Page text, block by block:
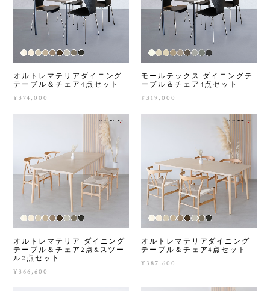
オルトレマテリアダイニング
テーブル＆チェア4点セット
¥374,000
モールテックス ダイニングテ
ーブル＆チェア4点セット
¥319,000
オルトレマテリア ダイニング
テーブル＆チェア2点&スツー
ル2点セット
¥366,600
オルトレマテリアダイニング
テーブル＆チェア4点セット
¥387,600